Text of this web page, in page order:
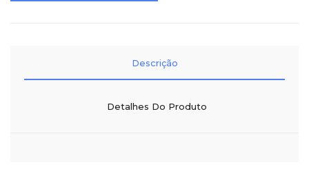
Descrição
Detalhes Do Produto